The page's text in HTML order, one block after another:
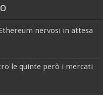
nervosi in attesa
le quinte però i mercati